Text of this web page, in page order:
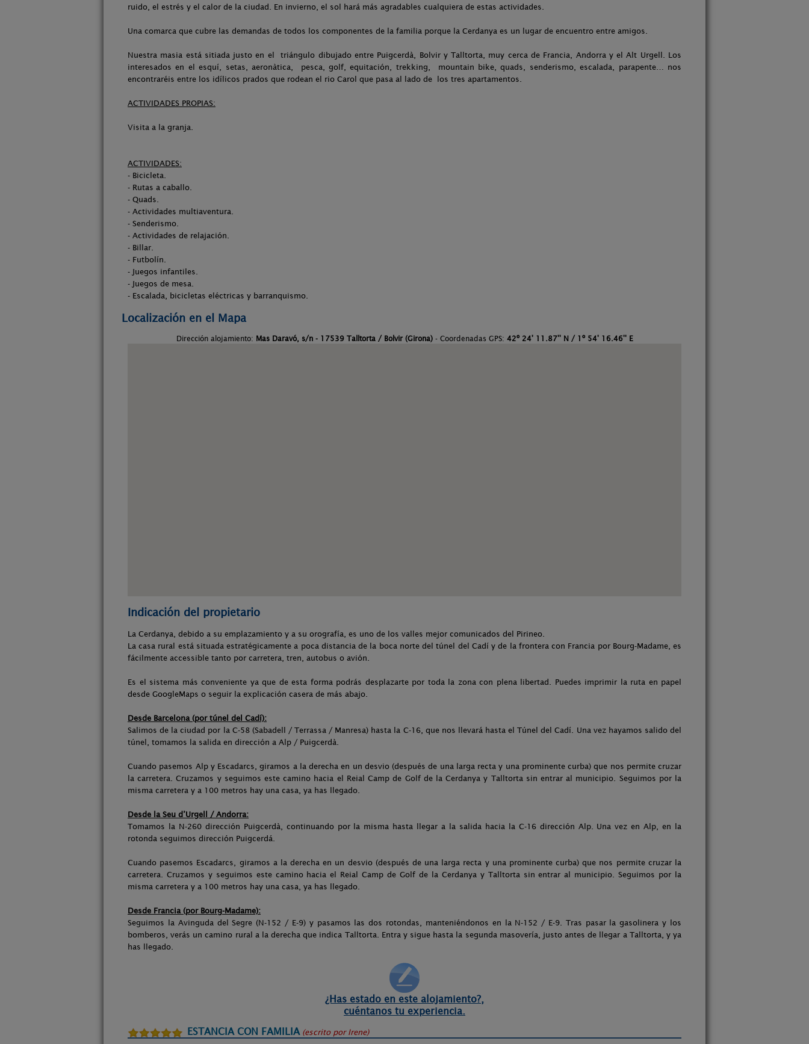
ruido, el estrés y el calor de la ciudad. En invierno, el sol hará más agradables cualquiera de estas actividades.
Una comarca que cubre las demandas de todos los componentes de la familia porque la Cerdanya es un lugar de encuentro entre amigos.
Nuestra masia está sitiada justo en el triángulo dibujado entre Puigcerdà, Bolvir y Talltorta, muy cerca de Francia, Andorra y el Alt Urgell. Los
interesados en el esquí, setas, aeronàtica, pesca, golf, equitación, trekking, mountain bike, quads, senderismo, escalada, parapente… nos
encontraréis entre los idílicos prados que rodean el rio Carol que pasa al lado de los tres apartamentos.
ACTIVIDADES PROPIAS:
Visita a la granja.
ACTIVIDADES:
- Bicicleta.
- Rutas a caballo.
- Quads.
- Actividades multiaventura.
- Senderismo.
- Actividades de relajación.
- Billar.
- Futbolín.
- Juegos infantiles.
- Juegos de mesa.
- Escalada, bicicletas eléctricas y barranquismo.
Localización en el Mapa
Dirección alojamiento: Mas Daravó, s/n - 17539 Talltorta / Bolvir (Girona)- Coordenadas GPS: 42º 24' 11.87'' N / 1º 54' 16.46'' E
Indicación del propietario
La Cerdanya, debido a su emplazamiento y a su orografía, es uno de los valles mejor comunicados del Pirineo.
La casa rural está situada estratégicamente a poca distancia de la boca norte del túnel del Cadí y de la frontera con Francia por Bourg-Madame, es
fácilmente accessible tanto por carretera, tren, autobus o avión.
Es el sistema más conveniente ya que de esta forma podrás desplazarte por toda la zona con plena libertad. Puedes imprimir la ruta en papel
desde GoogleMaps o seguir la explicación casera de más abajo.
Desde Barcelona (por túnel del Cadí):
Salimos de la ciudad por la C-58 (Sabadell / Terrassa / Manresa) hasta la C-16, que nos llevará hasta el Túnel del Cadí. Una vez hayamos salido del
túnel, tomamos la salida en dirección a Alp / Puigcerdà.
Cuando pasemos Alp y Escadarcs, giramos a la derecha en un desvio (después de una larga recta y una prominente curba) que nos permite cruzar
la carretera. Cruzamos y seguimos este camino hacia el Reial Camp de Golf de la Cerdanya y Talltorta sin entrar al municipio. Seguimos por la
misma carretera y a 100 metros hay una casa, ya has llegado.
Desde la Seu d’Urgell / Andorra:
Tomamos la N-260 dirección Puigcerdà, continuando por la misma hasta llegar a la salida hacia la C-16 dirección Alp. Una vez en Alp, en la
rotonda seguimos dirección Puigcerdá.
Cuando pasemos Escadarcs, giramos a la derecha en un desvio (después de una larga recta y una prominente curba) que nos permite cruzar la
carretera. Cruzamos y seguimos este camino hacia el Reial Camp de Golf de la Cerdanya y Talltorta sin entrar al municipio. Seguimos por la
misma carretera y a 100 metros hay una casa, ya has llegado.
Desde Francia (por Bourg-Madame):
Seguimos la Avinguda del Segre (N-152 / E-9) y pasamos las dos rotondas, manteniéndonos en la N-152 / E-9. Tras pasar la gasolinera y los
bomberos, verás un camino rural a la derecha que indica Talltorta. Entra y sigue hasta la segunda masovería, justo antes de llegar a Talltorta, y ya
has llegado.
¿Has estado en este alojamiento?,
cuéntanos tu experiencia.
ESTANCIA CON FAMILIA (escrito por Irene)